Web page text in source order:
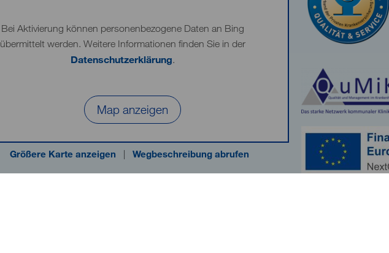
Bei Aktivierung können personenbezogene Daten an Bing
übermittelt werden. Weitere Informationen finden Sie in der
Datenschutzerklärung.
Map anzeigen
Größere Karte anzeigen | Wegbeschreibung abrufen